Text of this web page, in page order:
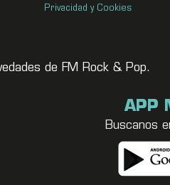
Privacidad y Cookies
de FM Rock & Pop.
APP
Buscanos